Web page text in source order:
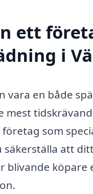
ett
i
vara en både
mest
som
säkerställa att
blivande köpare